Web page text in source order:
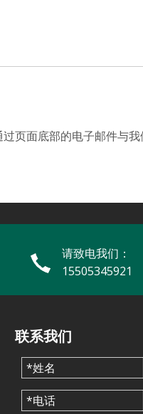
页面底部的电子邮件与我
请致电我们：
15505345921
联系我们